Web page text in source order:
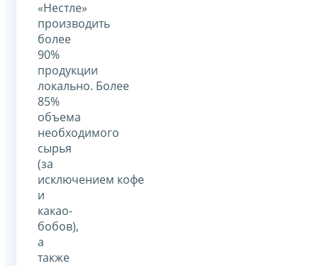
«Нестле»
производить
более
90%
продукции
локально. Более
85%
объема
необходимого
сырья
(за
исключением кофе
и
какао-
бобов),
а
также